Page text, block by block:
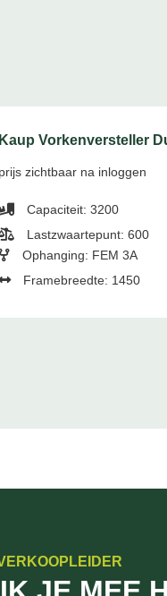
Kaup Vorkenversteller
prijs zichtbaar na inloggen
Capaciteit: 3200
Lastzwaartepunt: 600
Ophanging: FEM 3A
Framebreedte: 1450